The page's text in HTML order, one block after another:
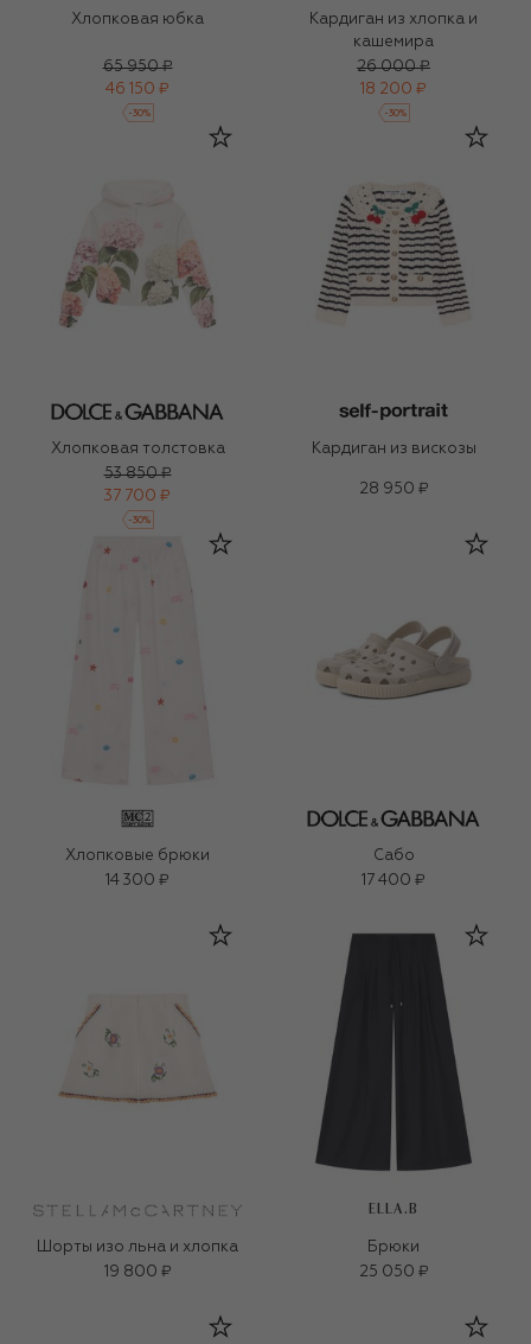
Хлопковая юбка
65 950 ₽
46 150 ₽
-30%
Кардиган из хлопка и
кашемира
26 000 ₽
18 200 ₽
-30%
Хлопковая толстовка
53 850 ₽
37 700 ₽
-30%
Кардиган из вискозы
28 950 ₽
Хлопковые брюки
14 300 ₽
Сабо
17 400 ₽
Шорты изо льна и хлопка
19 800 ₽
ELLA.B
Брюки
25 050 ₽